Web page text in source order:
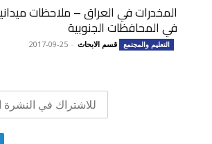
المخدرات في العراق – ملاحظات
في المحافظات الجنوبية
التعليم والمجتمع قسم الابحاث -
2017-09-25